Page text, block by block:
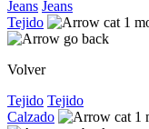
Jeans Jeans
Tejido
Volver
Tejido Tejido
Calzado